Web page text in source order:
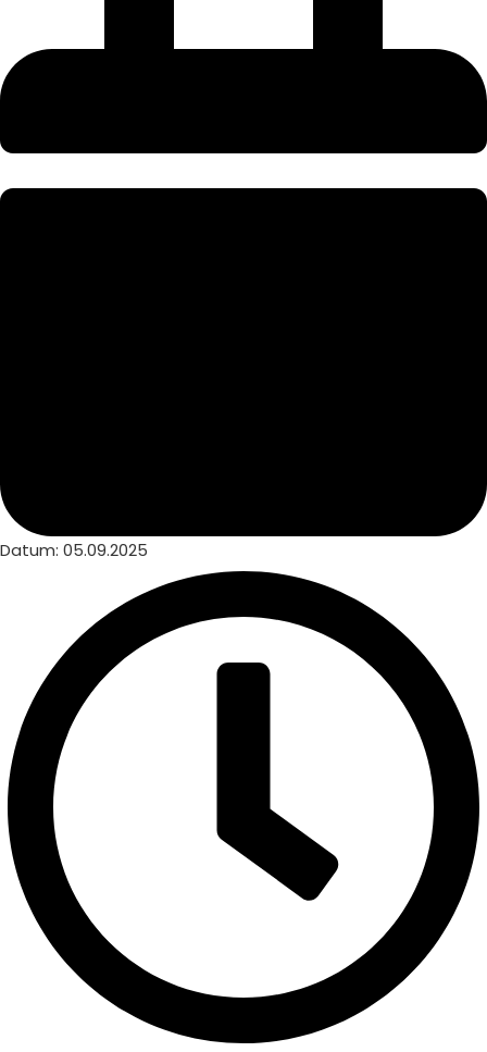
Datum: 05.09.2025